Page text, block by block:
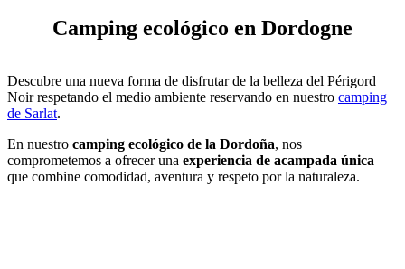
Camping ecológico en Dordogne
Descubre una nueva forma de disfrutar de la belleza del Périgord
Noir respetando el medio ambiente reservando en nuestro camping
de Sarlat.
En nuestro camping ecológico de la Dordoña, nos
comprometemos a ofrecer una experiencia de acampada única
que combine comodidad, aventura y respeto por la naturaleza.